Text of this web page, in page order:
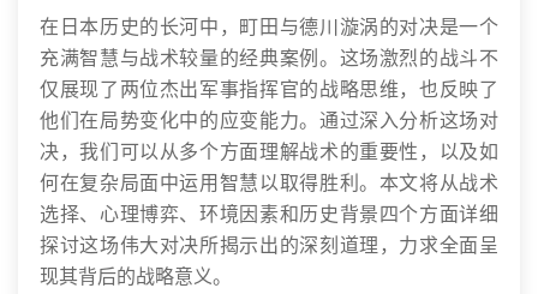
在日本历史的长河中，町田与德川漩涡的对决是一个
充满智慧与战术较量的经典案例。这场激烈的战斗不
仅展现了两位杰出军事指挥官的战略思维，也反映了
他们在局势变化中的应变能力。通过深入分析这场对
决，我们可以从多个方面理解战术的重要性，以及如
何在复杂局面中运用智慧以取得胜利。本文将从战术
选择、心理博弈、环境因素和历史背景四个方面详细
探讨这场伟大对决所揭示出的深刻道理，力求全面呈
现其背后的战略意义。